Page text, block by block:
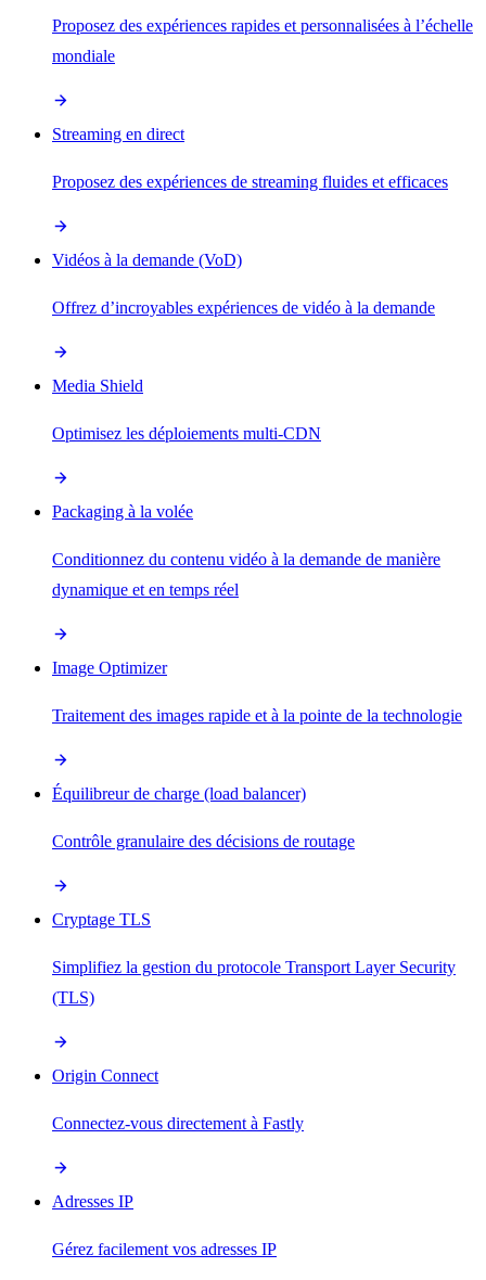
Proposez des expériences rapides et personnalisées à l’échelle
mondiale
Streaming en direct
Proposez des expériences de streaming fluides et efficaces
Vidéos à la demande (VoD)
Offrez d’incroyables expériences de vidéo à la demande
Media Shield
Optimisez les déploiements multi-CDN
Packaging à la volée
Conditionnez du contenu vidéo à la demande de manière
dynamique et en temps réel
Image Optimizer
Traitement des images rapide et à la pointe de la technologie
Équilibreur de charge (load balancer)
Contrôle granulaire des décisions de routage
Cryptage TLS
Simplifiez la gestion du protocole Transport Layer Security
(TLS)
Origin Connect
Connectez-vous directement à Fastly
Adresses IP
Gérez facilement vos adresses IP